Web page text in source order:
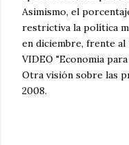
Asimismo, el
restrictiva la política
en diciembre, frente al
VIDEO "Economia
Otra visión sobre las
2008.